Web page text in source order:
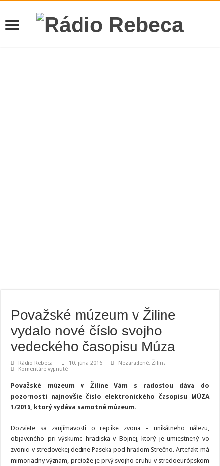
Považské múzeum v Žiline
vydalo nové číslo svojho
vedeckého časopisu Múza
Rádio Rebeca 10. júna 2016 Nezaradené,Žilina
Komentáre vypnuténa
múzeum
v
Žiline
nové
vedeckého
Múza
Považské múzeum v Žiline Vám s radosťou dáva do
pozornosti najnovšie číslo elektronického časopisu MÚZA
1/2016, ktorý vydáva samotné múzeum.
Dozviete sa zaujímavosti o replike zvona – unikátneho nálezu,
objaveného pri výskume hradiska v Bojnej, ktorý je umiestnený vo
zvonici v stredovekej dedine Paseka pod hradom Strečno. Artefakt má
mimoriadny význam, pretože je prvý svojho druhu v stredoeurópskom